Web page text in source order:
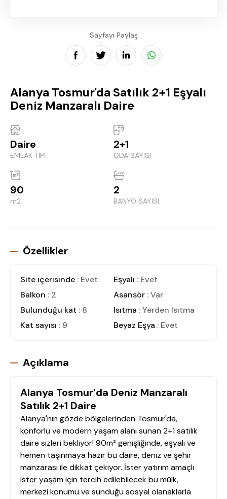
Sayfayı Paylaş
Alanya Tosmur'da Satılık 2+1 Eşyalı
Deniz Manzaralı Daire
Daire
EMLAK TİPİ
2+1
ODA SAYISI
90
m2
2
BANYO SAYISI
Özellikler
Site içerisinde : Evet Eşyalı : Evet
Balkon : 2 Asansör : Var
Bulunduğu kat : 8 Isıtma : Yerden Isıtma
Kat sayısı : 9 Beyaz Eşya : Evet
Açıklama
Alanya Tosmur’da Deniz Manzaralı
Satılık 2+1 Daire
Alanya'nın gözde bölgelerinden Tosmur'da,
konforlu ve modern yaşam alanı sunan 2+1 satılık
daire sizleri bekliyor! 90m² genişliğinde, eşyalı ve
hemen taşınmaya hazır bu daire, deniz ve şehir
manzarası ile dikkat çekiyor. İster yatırım amaçlı
ister yaşam için tercih edilebilecek bu mülk,
merkezi konumu ve sunduğu sosyal olanaklarla